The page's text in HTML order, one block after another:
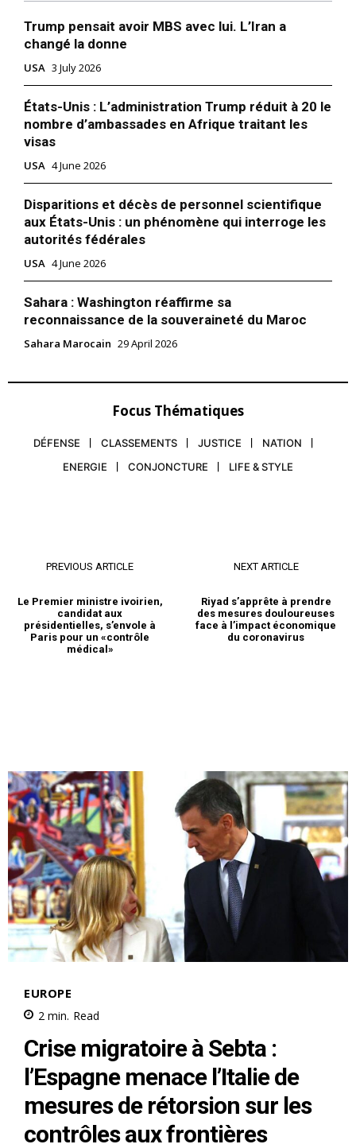
Trump pensait avoir MBS avec lui. L’Iran a
changé la donne
USA 3 July 2026
États-Unis : L’administration Trump réduit à 20 le
nombre d’ambassades en Afrique traitant les
visas
USA 4 June 2026
Disparitions et décès de personnel scientifique
aux États-Unis : un phénomène qui interroge les
autorités fédérales
USA 4 June 2026
Sahara : Washington réaffirme sa
reconnaissance de la souveraineté du Maroc
Sahara Marocain 29 April 2026
Focus Thématiques
DÉFENSE CLASSEMENTS JUSTICE
NATION
ENERGIE
CONJONCTURE LIFE & STYLE
PREVIOUS ARTICLE
Le Premier ministre ivoirien,
candidat aux
présidentielles, s’envole à
Paris pour un «contrôle
médical»
NEXT ARTICLE
Riyad s’apprête à prendre
des mesures douloureuses
face à l’impact économique
du coronavirus